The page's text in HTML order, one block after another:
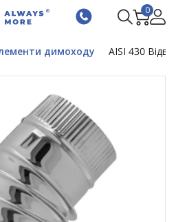
0
димоходу AISI 430